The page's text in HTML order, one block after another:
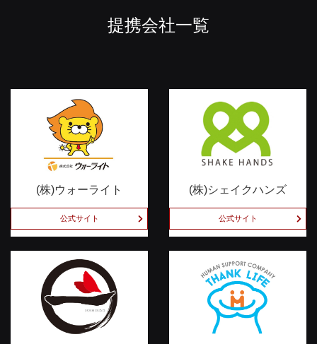
提携会社一覧
(株)ウォーライト
公式サイト
(株)シェイクハンズ
公式サイト